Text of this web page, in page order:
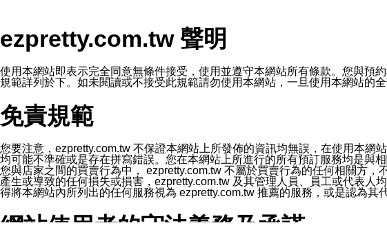
本公司/本服務將以通知型訊息傳送重要訊息給您。即使未加入本公司/本服務
本公司/本服務傳送之通知型訊息以對您有效且重要的訊息為限，以廣告或
2.該 LINE 帳號已在 LINE APP 設定中，同意接收通知型訊息。
3.LINE 帳號未封鎖傳送訊息之 LINE 官方帳號。
欲變更通知型訊息的設定，操作如下：
1.點選「主頁」＞「設定」
2.點選「隱私設定」
3.點選「提供使用資料」
5.開關「接收LINE通知型訊息」
❗️關閉「接收通知型訊息」後，將不會接收到來自任何企業官方帳號或認證
ezpretty.com.tw 聲明
使用本網站即表示完全同意無條件接受，使用並遵守本網站所有條款。您與預
規範詳列於下。如未閱讀或不接受此規範請勿使用本網站，一旦使用本網站的
免責規範
您要注意，ezpretty.com.tw 不保證本網站上所發佈的資訊均無誤，在使用本網
均可能不準確或是存在拼寫錯誤。您在本網站上所進行的所有預訂服務均是與
您與店家之間的買賣行為中， ezpretty.com.tw 不屬於買賣行為的任何相關方
產生或導致的任何損失或損害，ezpretty.com.tw 及其管理人員、員工或代表
得將本網站內所列出的任何服務視為 ezpretty.com.tw 推薦的服務，或是認為
網站使用者的守法義務及承諾